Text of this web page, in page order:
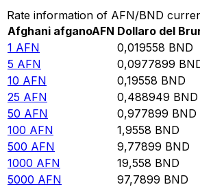
Rate information of AFN/BND
Afghani afganoAFN Dollaro del
1 AFN 0,019558 BND
5 AFN 0,0977899
10 AFN 0,19558 BND
25 AFN 0,488949 BND
50 AFN 0,977899 BND
100 AFN 1,9558 BND
500 AFN 9,77899 BND
1000 AFN 19,558 BND
5000 AFN 97,7899 BND